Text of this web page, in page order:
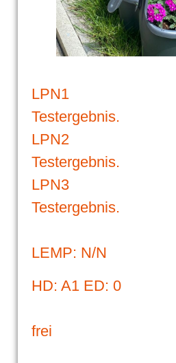
LPN1
LPN2
LPN3
LEMP: N/N
HD: A1
frei